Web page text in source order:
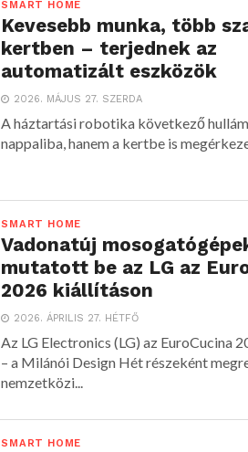
SMART HOME
Kevesebb munka, több
kertben – terjednek az
automatizált eszközök
2026. MÁJUS 27. SZERDA
A háztartási robotika következő
nappaliba, hanem a kertbe is
SMART HOME
Vadonatúj
mutatott be az LG az
2026 kiállításon
2026. ÁPRILIS 27. HÉTFŐ
Az LG Electronics (LG) az EuroCucina
– a Milánói Design Hét részeként
nemzetközi...
SMART HOME